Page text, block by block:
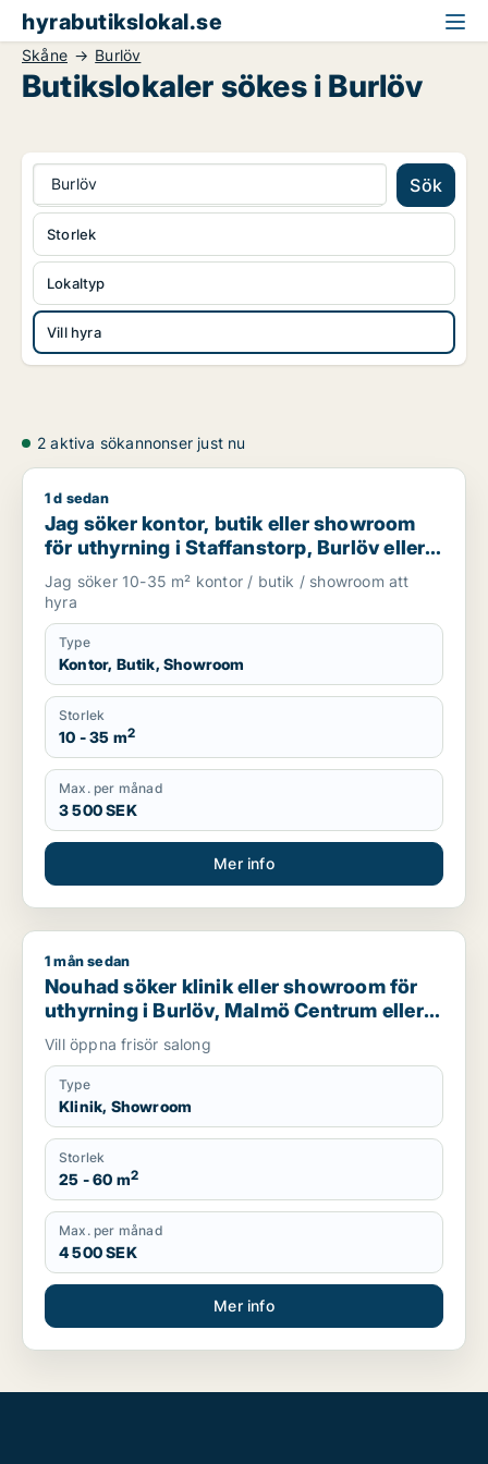
hyrabutikslokal.se
Skåne Burlöv
Butikslokaler sökes i Burlöv
Burlöv Sök
Lokaltyp
Vill hyra
Storlek
2 aktiva sökannonser just nu
Jag söker kontor, butik eller showroom för uthyrning i
1 d sedan
Jag söker kontor, butik eller showroom
för uthyrning i Staffanstorp, Burlöv eller
Lomma m.fl.
Jag söker 10-35 m² kontor / butik / showroom att
hyra
Type
Kontor, Butik, Showroom
Storlek
10 - 35 m2
Max. per månad
3 500 SEK
Mer info
Nouhad söker klinik eller showroom för uthyrning i Burlöv,
1 mån sedan
Nouhad söker klinik eller showroom för
uthyrning i Burlöv, Malmö Centrum eller
Kirseberg m.fl.
Vill öppna frisör salong
Type
Klinik, Showroom
Storlek
25 - 60 m2
Max. per månad
4 500 SEK
Mer info